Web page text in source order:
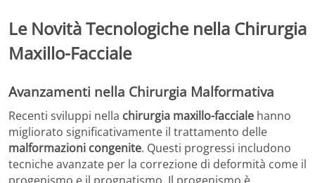
Le Novità Tecnologiche nella Chirurgia
Maxillo-Facciale
Avanzamenti nella Chirurgia Malformativa
Recenti sviluppi nella chirurgia maxillo-facciale hanno
migliorato significativamente il trattamento delle
malformazioni congenite. Questi progressi includono
tecniche avanzate per la correzione di deformità come il